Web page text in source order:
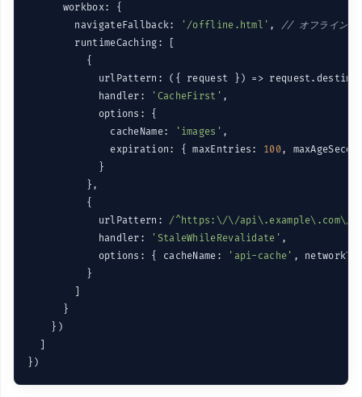
      workbox: {
        navigateFallback:
'/offline.html' , // オフライン時
        runtimeCaching: [
          {
            urlPattern:
( { request } ) =>
            handler:
'CacheFirst' ,
            options: {
              cacheName:
'images' ,
              expiration: { maxEntries:
100,
            }
          },
          {
            urlPattern:
/^https:\/\/api\.example\.com\//
            handler:
'StaleWhileRevalidate' ,
            options: { cacheName:
'api-cache' ,
          }
      }
    })